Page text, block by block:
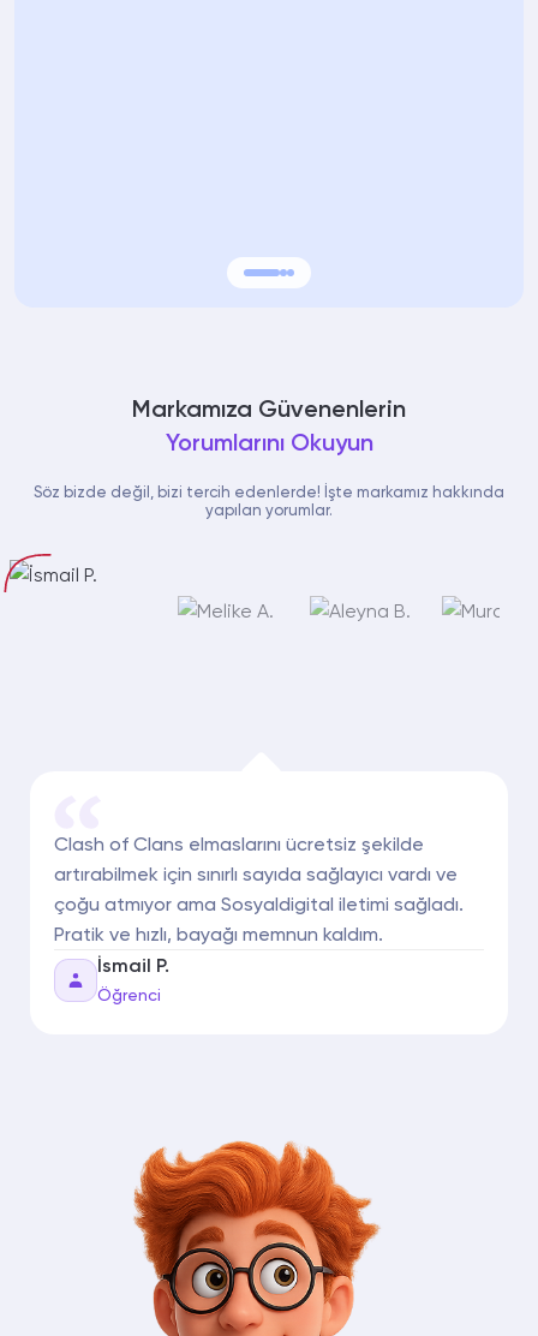
Markamıza Güvenenlerin
Yorumlarını Okuyun
Söz bizde değil, bizi tercih edenlerde! İşte markamız hakkında
yapılan yorumlar.
Clash of Clans elmaslarını ücretsiz şekilde
artırabilmek için sınırlı sayıda sağlayıcı vardı ve
çoğu atmıyor ama Sosyaldigital iletimi sağladı.
Pratik ve hızlı, bayağı memnun kaldım.
İsmail P.
Öğrenci